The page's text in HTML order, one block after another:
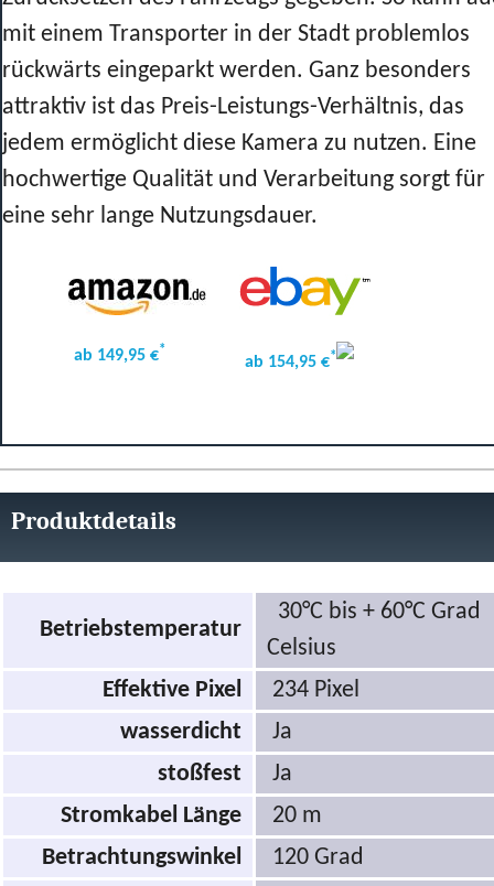
mit einem Transporter in der Stadt problemlos
rückwärts eingeparkt werden. Ganz besonders
attraktiv ist das Preis-Leistungs-Verhältnis, das
jedem ermöglicht diese Kamera zu nutzen. Eine
hochwertige Qualität und Verarbeitung sorgt für
eine sehr lange Nutzungsdauer.
ab 149,95 €*
ab 154,95 €*
Produktdetails
Betriebstemperatur
30°C bis + 60°C Grad
Celsius
Effektive Pixel
234 Pixel
wasserdicht
Ja
stoßfest
Ja
Stromkabel Länge
20 m
Betrachtungswinkel
120 Grad